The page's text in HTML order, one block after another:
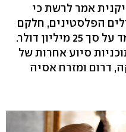
אמר לרשת כי
הפלסטינים, חלקם
בשליטת כנסיות מקומיות, עמד על סך 25 מיליון דולר.
סיוע אחרות של
דרום ומזרח אסיה